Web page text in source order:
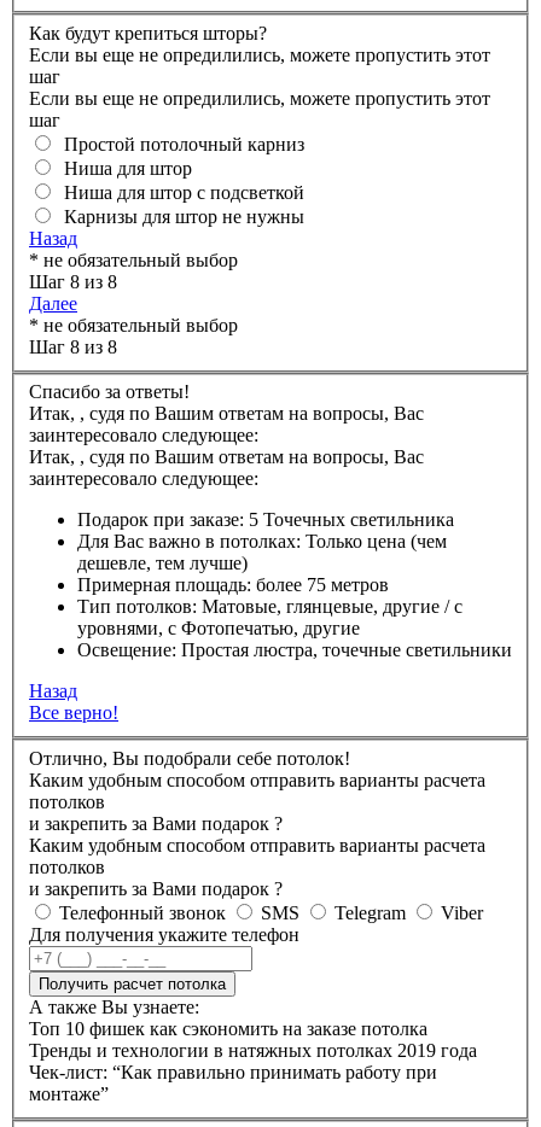
Как будут крепиться шторы?
Если вы еще не опредилились, можете пропустить этот
шаг
Если вы еще не опредилились, можете пропустить этот
шаг
Простой потолочный карниз
Ниша для штор
Ниша для штор с подсветкой
Карнизы для штор не нужны
Назад
* не обязательный выбор
Шаг 8 из 8
Далее
* не обязательный выбор
Шаг 8 из 8
Спасибо за ответы!
Итак, , судя по Вашим ответам на вопросы, Вас
заинтересовало следующее:
Итак, , судя по Вашим ответам на вопросы, Вас
заинтересовало следующее:
Подарок при заказе: 5 Точечных светильника
Для Вас важно в потолках: Только цена (чем
дешевле, тем лучше)
Примерная площадь: более 75 метров
Тип потолков: Матовые, глянцевые, другие / с
уровнями, с Фотопечатью, другие
Освещение: Простая люстра, точечные светильники
Назад
Все верно!
Отлично, Вы подобрали себе потолок!
Каким удобным способом отправить варианты расчета
потолков
и закрепить за Вами подарок ?
Каким удобным способом отправить варианты расчета
потолков
и закрепить за Вами подарок ?
Телефонный звонок
SMS Telegram
Viber
Для получения укажите телефон
Получить расчет потолка
А также Вы узнаете:
Топ 10 фишек как сэкономить на заказе потолка
Тренды и технологии в натяжных потолках 2019 года
Чек-лист: “Как правильно принимать работу при
монтаже”